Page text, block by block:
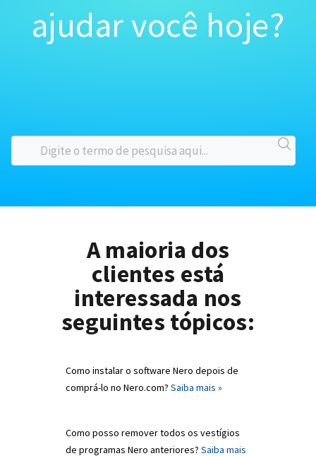
ajudar você hoje?
A maioria dos
clientes está
interessada nos
seguintes tópicos:
Como instalar o software Nero depois de
comprá-lo no Nero.com? Saiba mais »
Como posso remover todos os vestígios
de programas Nero anteriores? Saiba mais